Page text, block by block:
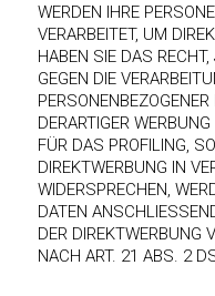
WERDEN IHRE
VERARBEITET, UM
HABEN SIE DAS
GEGEN DIE
DERARTIGER
FÜR DAS PROFILING,
DIREKTWERBUNG IN
WIDERSPRECHEN,
DATEN
DER DIREKTWERBUNG
NACH ART. 21 ABS. 2